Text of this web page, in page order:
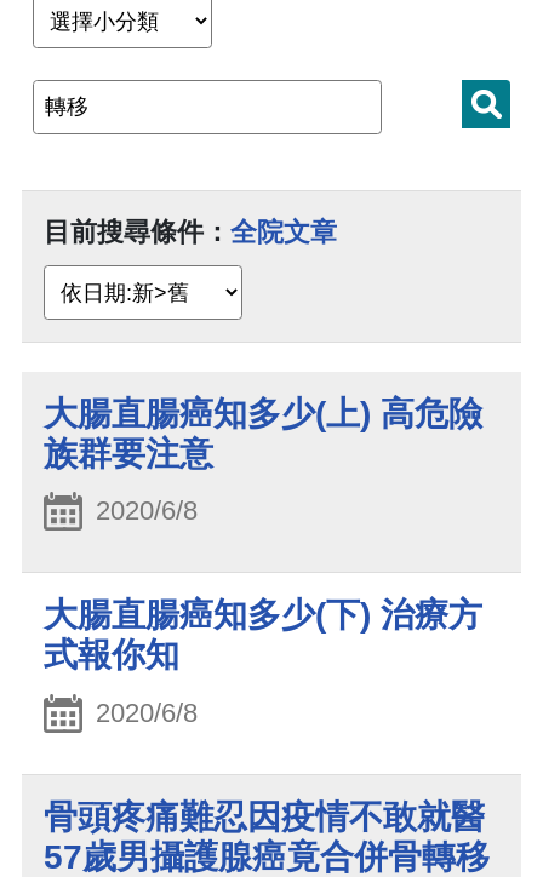
目前搜尋條件： 全院文章
大腸直腸癌知多少(上) 高危險
族群要注意
2020/6/8
大腸直腸癌知多少(下) 治療方
式報你知
2020/6/8
骨頭疼痛難忍因疫情不敢就醫
57歲男攝護腺癌竟合併骨轉移